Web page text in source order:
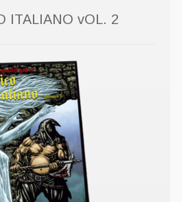
ITALIANO vOL. 2